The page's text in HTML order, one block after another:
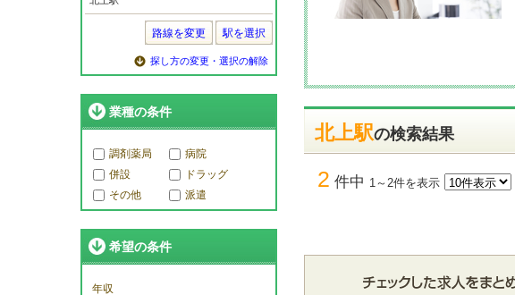
路線を変更 駅を選択
探し方の変更・選択の解除
業種の条件
調剤薬局
病院
併設
ドラッグ
その他
派遣
希望の条件
年収
北上駅の検索結果
2 件中 1～2件を表示